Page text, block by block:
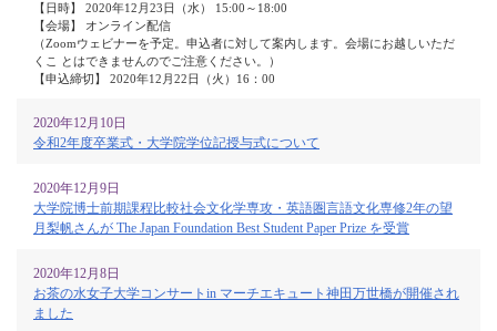
【日時】 2020年12月23日（水） 15:00～18:00
【会場】 オンライン配信
（Zoomウェビナーを予定。申込者に対して案内します。会場にお越しいただ
くこ とはできませんのでご注意ください。）
【申込締切】 2020年12月22日（火）16：00
2020年12月10日
令和2年度卒業式・大学院学位記授与式について
2020年12月9日
大学院博士前期課程比較社会文化学専攻・英語圏言語文化専修2年の望
月梨帆さんが The Japan Foundation Best Student Paper Prize を受賞
2020年12月8日
お茶の水女子大学コンサートin マーチエキュート神田万世橋が開催され
ました